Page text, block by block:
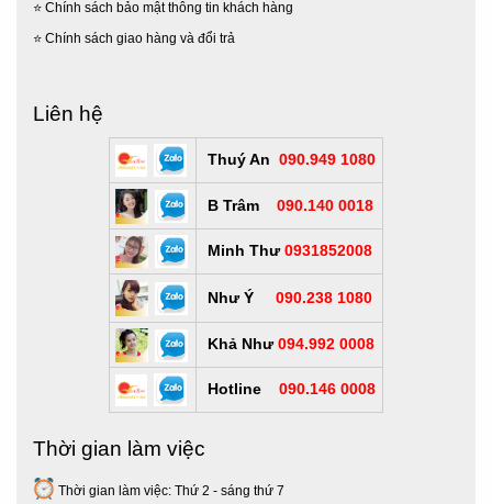
⭐ Chính sách bảo mật thông tin khách hàng
⭐ Chính sách giao hàng và đổi trả
Liên hệ
Thuý An 090.949 1080
B Trâm 090.140 0018
Minh Thư 0931852008
Như Ý 090.238 1080
Khả Như 094.992 0008
Hotline 090.146 0008
Thời gian làm việc
Thời gian làm việc: Thứ 2 - sáng thứ 7